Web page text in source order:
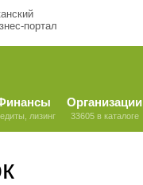
портал
лизинг
Организации
33605 в каталоге